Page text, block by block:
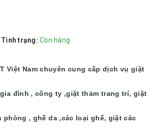
Tình trạng: Còn hàng
Việt Nam chuyên cung cấp dịch vụ giặt
đình , công ty ,giặt thảm trang trí, giặt
phòng , ghế da ,các loại ghế, giặt các